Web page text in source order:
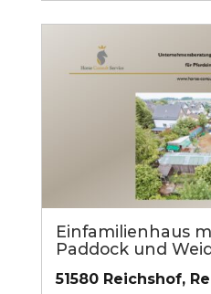
Einfamilienhaus
Paddock und
51580 Reichshof,